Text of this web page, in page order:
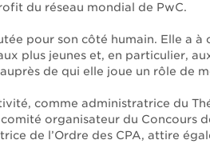
du réseau mondial de PwC.
pour son côté humain. Elle a
plus jeunes et, en particulier,
de qui elle joue un rôle de
comme administratrice du
organisateur du Concours
de l’Ordre des CPA, attire